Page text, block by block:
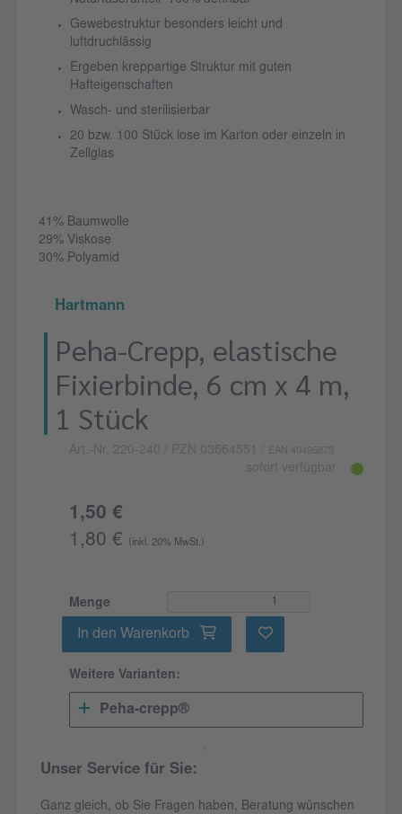
Gewebestruktur besonders leicht und
luftdruchlässig
Ergeben kreppartige Struktur mit guten
Hafteigenschaften
Wasch- und sterilisierbar
20 bzw. 100 Stück lose im Karton oder einzeln in
Zellglas
41% Baumwolle
29% Viskose
30% Polyamid
Hartmann
Peha-Crepp, elastische
Fixierbinde, 6 cm x 4 m,
1 Stück
Art.-Nr. 220-240 / PZN 03664551 EAN 40495873
sofort verfügbar
1,50 €
1,80 €
(inkl. 20% MwSt.)
Menge
In den Warenkorb
Weitere Varianten:
Peha-crepp®
Unser Service für Sie:
Ganz gleich, ob Sie Fragen haben, Beratung wünschen